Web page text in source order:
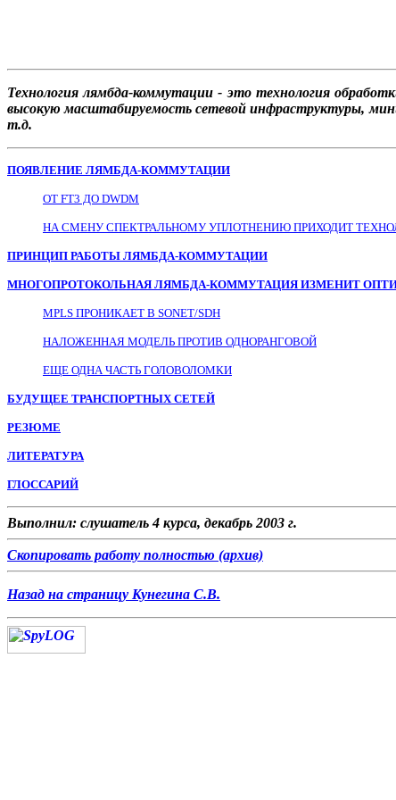
Технология лямбда-коммутации - это технология
высокую масштабируемость сетевой инфраструктуры,
т.д.
ПОЯВЛЕНИЕ ЛЯМБДА-КОММУТАЦИИ
ОТ FT3 ДО DWDM
НА СМЕНУ СПЕКТРАЛЬНОМУ УПЛОТНЕНИЮ ПРИХОДИТ
ПРИНЦИП РАБОТЫ ЛЯМБДА-КОММУТАЦИИ
МНОГОПРОТОКОЛЬНАЯ ЛЯМБДА-КОММУТАЦИЯ ИЗМЕНИТ
MPLS ПРОНИКАЕТ В SONET/SDH
НАЛОЖЕННАЯ МОДЕЛЬ ПРОТИВ ОДНОРАНГОВОЙ
ЕЩЕ ОДНА ЧАСТЬ ГОЛОВОЛОМКИ
БУДУЩЕЕ ТРАНСПОРТНЫХ СЕТЕЙ
РЕЗЮМЕ
ЛИТЕРАТУРА
ГЛОССАРИЙ
Выполнил: слушатель 4 курса, декабрь 2003 г.
Скопировать работу полностью (архив)
Назад на страницу Кунегина С.В.